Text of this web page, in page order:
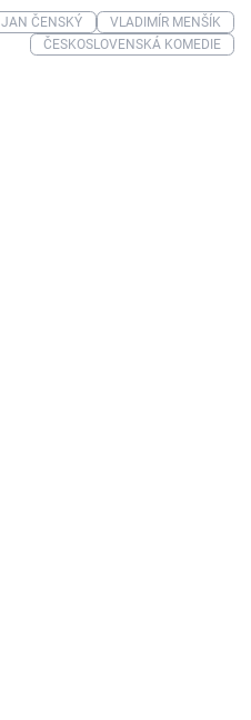
JAN ČENSKÝ
VLADIMÍR MENŠÍK
ČESKOSLOVENSKÁ KOMEDIE